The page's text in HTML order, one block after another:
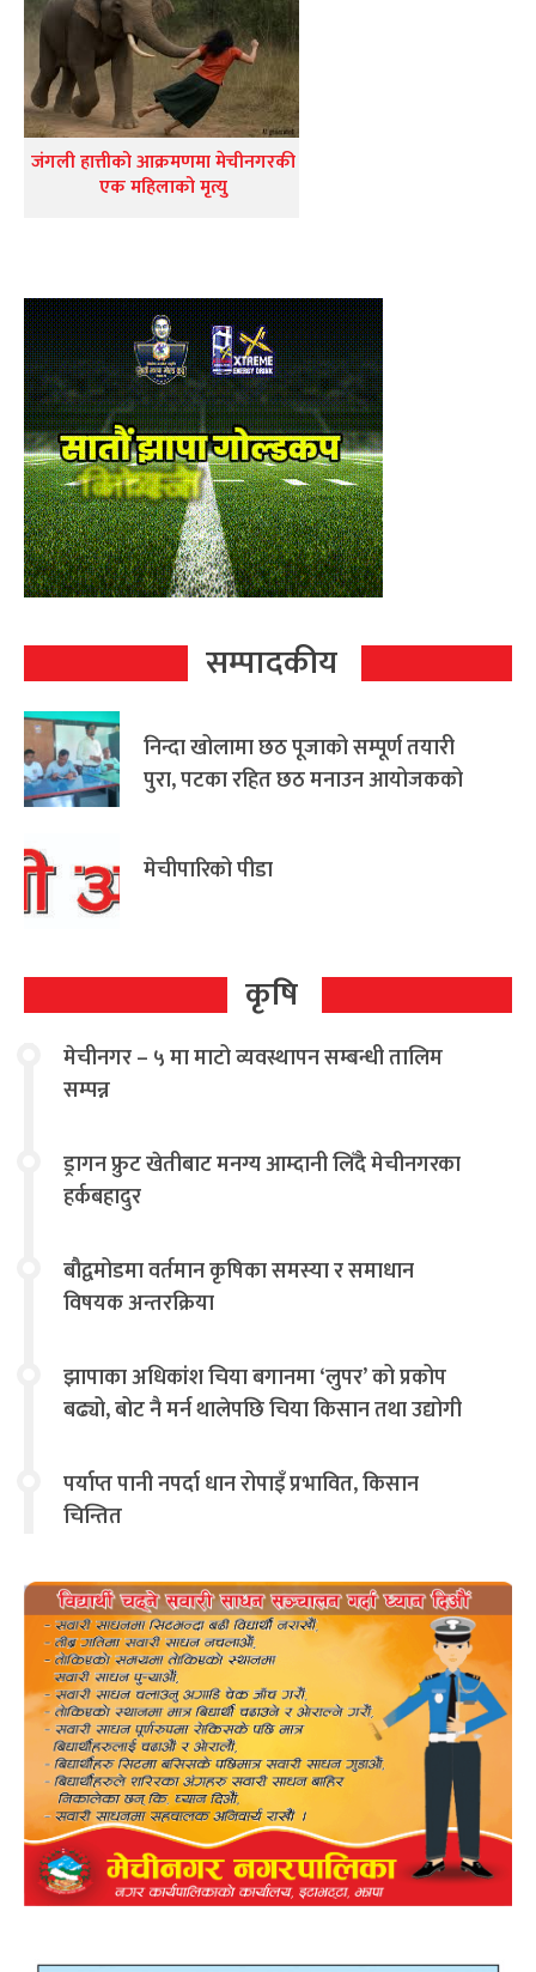
जंगली हात्तीको आक्रमणमा मेचीनगरकी
एक महिलाको मृत्यु
सम्पादकीय
निन्दा खोलामा छठ पूजाको सम्पूर्ण तयारी
पुरा, पटका रहित छठ मनाउन आयोजकको
मेचीपारिको पीडा
कृषि
मेचीनगर – ५ मा माटो व्यवस्थापन सम्बन्धी तालिम
सम्पन्न
ड्रागन फ्रुट खेतीबाट मनग्य आम्दानी लिँदै मेचीनगरका
हर्कबहादुर
बौद्वमोडमा वर्तमान कृषिका समस्या र समाधान
विषयक अन्तरक्रिया
झापाका अधिकांश चिया बगानमा ‘लुपर’ को प्रकोप
बढ्यो, बोट नै मर्न थालेपछि चिया किसान तथा उद्योगी
पर्याप्त पानी नपर्दा धान रोपाइँ प्रभावित, किसान
चिन्तित